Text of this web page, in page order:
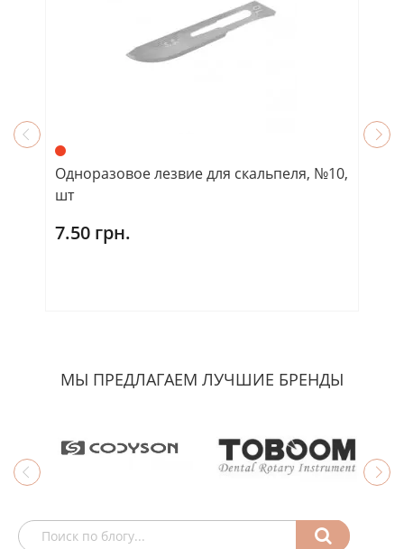
Одноразовое лезвие для скальпеля, №10,
шт
7.50 грн.
МЫ ПРЕДЛАГАЕМ ЛУЧШИЕ БРЕНДЫ